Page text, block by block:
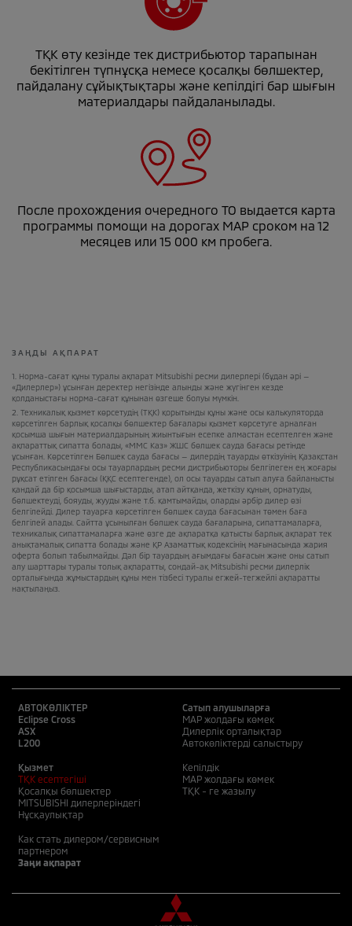
ТҚК өту кезінде тек дистрибьютор тарапынан
бекітілген түпнұсқа немесе қосалқы бөлшектер,
пайдалану сұйықтықтары және кепілдігі бар шығын
материалдары пайдаланылады.
После прохождения очередного ТО выдается карта
программы помощи на дорогах MAP сроком на 12
месяцев или 15 000 км пробега.
ЗАҢДЫ АҚПАРАТ
1. Норма-сағат құны туралы ақпарат Mitsubishi ресми дилерлері (бұдан әрі —
«Дилерлер») ұсынған деректер негізінде алынды және жүгінген кезде
қолданыстағы норма-сағат құнынан өзгеше болуы мүмкін.
2. Техникалық қызмет көрсетудің (ТҚК) қорытынды құны және осы калькуляторда
көрсетілген барлық қосалқы бөлшектер бағалары қызмет көрсетуге арналған
қосымша шығын материалдарының жиынтығын есепке алмастан есептелген және
ақпараттық сипатта болады, «ММС Каз» ЖШС бөлшек сауда бағасы ретінде
ұсынған. Көрсетілген Бөлшек сауда бағасы — дилердің тауарды өткізуінің Қазақстан
Республикасындағы осы тауарлардың ресми дистрибьюторы белгілеген ең жоғары
рұқсат етілген бағасы (ҚҚС есептегенде), ол осы тауарды сатып алуға байланысты
қандай да бір қосымша шығыстарды, атап айтқанда, жеткізу құнын, орнатуды,
бөлшектеуді, бояуды, жууды және т.б. қамтымайды, оларды әрбір дилер өзі
белгілейді. Дилер тауарға көрсетілген бөлшек сауда бағасынан төмен баға
белгілей алады. Сайтта ұсынылған бөлшек сауда бағаларына, сипаттамаларға,
техникалық сипаттамаларға және өзге де ақпаратқа қатысты барлық ақпарат тек
анықтамалық сипатта болады және ҚР Азаматтық кодексінің мағынасында жария
оферта болып табылмайды. Дәл бір тауардың ағымдағы бағасын және оны сатып
алу шарттары туралы толық ақпаратты, сондай-ақ Mitsubishi ресми дилерлік
орталығында жұмыстардың құны мен тізбесі туралы егжей-тегжейлі ақпаратты
нақтылаңыз.
АВТОКӨЛІКТЕР
Eclipse Cross
ASX
L200
Сатып алушыларға
MAP жолдағы көмек
Дилерлік орталықтар
Автокөліктерді салыстыру
Қызмет
ТҚК есептегіші
Қосалқы бөлшектер
MITSUBISHI дилерлеріндегі
Нұсқаулықтар
Кепілдік
MAP жолдағы көмек
ТҚК - ге жазылу
Как стать дилером/сервисным
партнером
Заңи ақпарат